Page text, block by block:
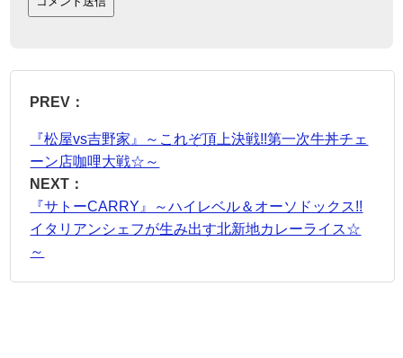
PREV：
『松屋vs吉野家』～これぞ頂上決戦!!第一次牛丼チェ
ーン店咖哩大戦☆～
NEXT：
『サトーCARRY』～ハイレベル＆オーソドックス!!
イタリアンシェフが生み出す北新地カレーライス☆
～